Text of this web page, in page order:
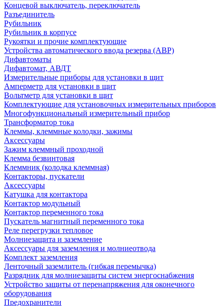
Концевой выключатель, переключатель
Разъединитель
Рубильник
Рубильник в корпусе
Рукоятки и прочие комплектующие
Устройства автоматического ввода резерва (АВР)
Дифавтоматы
Дифавтомат, АВДТ
Измерительные приборы для установки в щит
Амперметр для установки в щит
Вольтметр для установки в щит
Комплектующие для установочных измерительных приборов
Многофункциональный измерительный прибор
Трансформатор тока
Клеммы, клеммные колодки, зажимы
Аксессуары
Зажим клеммный проходной
Клемма безвинтовая
Клеммник (колодка клеммная)
Контакторы, пускатели
Аксессуары
Катушка для контактора
Контактор модульный
Контактор переменного тока
Пускатель магнитный переменного тока
Реле перегрузки тепловое
Молниезащита и заземление
Аксессуары для заземления и молниеотвода
Комплект заземления
Ленточный заземлитель (гибкая перемычка)
Разрядник для молниезащиты систем энергоснабжения
Устройство защиты от перенапряжения для оконечного
оборудования
Предохранители